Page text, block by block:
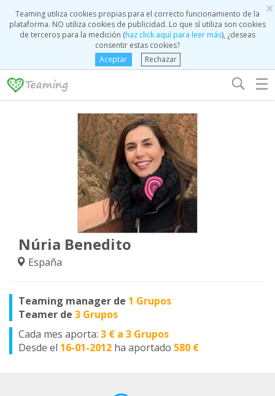
×
Teaming utiliza cookies propias para el correcto funcionamiento de la
plataforma. NO utiliza cookies de publicidad. Lo que sí utiliza son cookies
de terceros para la medición (haz click aquí para leer más), ¿deseas
consentir estas cookies?
Aceptar
Rechazar
☰
Núria Benedito
España
Teaming manager de 1 Grupos
Teamer de 3 Grupos
Cada mes aporta: 3 € a 3 Grupos
Desde el 16-01-2012 ha aportado 580 €